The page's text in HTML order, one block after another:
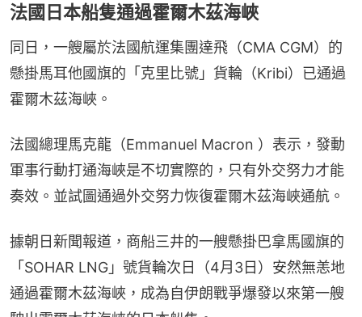
法國日本船隻通過霍爾木茲海峽
同日，一艘屬於法國航運集團達飛（CMA CGM）的
懸掛馬耳他國旗的「克里比號」貨輪（Kribi）已通過
霍爾木茲海峽。
法國總理馬克龍（Emmanuel Macron ）表示，發動
軍事行動打通海峽是不切實際的，只有外交努力才能
奏效。並試圖通過外交努力恢復霍爾木茲海峽通航。
據朝日新聞報道，商船三井的一艘懸掛巴拿馬國旗的
「SOHAR LNG」號貨輪次日（4月3日）安然無恙地
通過霍爾木茲海峽，成為自伊朗戰爭爆發以來第一艘